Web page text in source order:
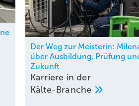
Der Weg zur Meisterin:
über Ausbildung, Prüfung
Zukunft
Karriere in der
Kälte-Branche